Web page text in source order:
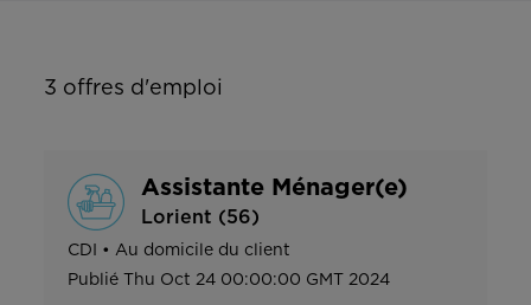
3 offres d'emploi
Assistante Ménager(e)
Lorient (56)
CDI • Au domicile du client
Publié
Thu Oct 24 00:00:00 GMT 2024